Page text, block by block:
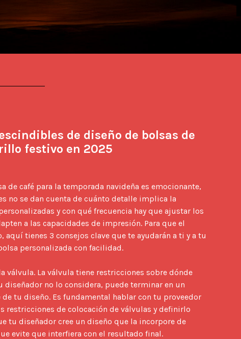
de diseño de bolsas de
festivo en 2025
de café para la temporada navideña es emocionante,
no se dan cuenta de cuánto detalle implica la
y con qué frecuencia hay que ajustar los
a las capacidades de impresión. Para que el
aquí tienes 3 consejos clave que te ayudarán a ti y a tu
personalizada con facilidad.
válvula. La válvula tiene restricciones sobre dónde
diseñador no lo considera, puede terminar en un
tu diseño. Es fundamental hablar con tu proveedor
restricciones de colocación de válvulas y definirlo
tu diseñador cree un diseño que la incorpore de
evite que interfiera con el resultado final.